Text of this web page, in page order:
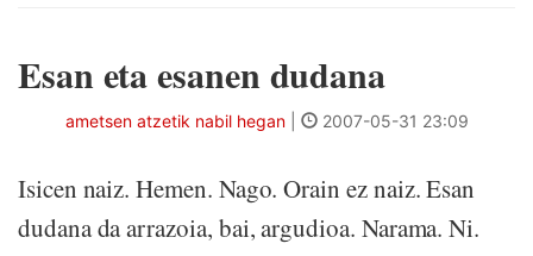
Esan eta esanen dudana
ametsen atzetik nabil hegan 2007-05-31 23:09
Isicen naiz. Hemen. Nago. Orain ez naiz. Esan
dudana da arrazoia, bai, argudioa. Narama. Ni.